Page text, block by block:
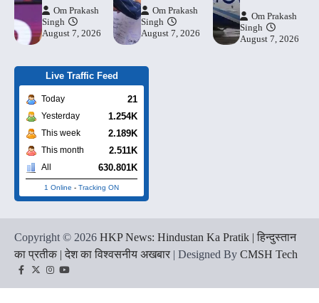
Om Prakash
Singh
August 7, 2026
Om Prakash
Singh
August 7, 2026
Om Prakash
Singh
August 7, 2026
Live Traffic Feed
Today 21
Yesterday 1.254K
This week 2.189K
This month 2.511K
All 630.801K
1 Online - Tracking ON
Copyright © 2026 HKP News: Hindustan Ka Pratik | हिन्दुस्तान
का प्रतीक | देश का विश्वसनीय अखबार | Designed By CMSH Tech
Facebook
TwitterInstagram
YouTube